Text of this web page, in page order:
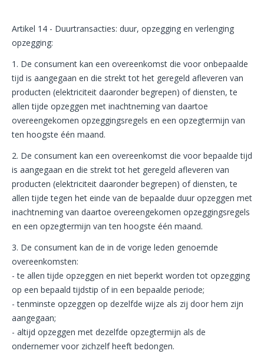
Artikel 14 - Duurtransacties: duur, opzegging en verlenging
opzegging:
1. De consument kan een overeenkomst die voor onbepaalde
tijd is aangegaan en die strekt tot het geregeld afleveren van
producten (elektriciteit daaronder begrepen) of diensten, te
allen tijde opzeggen met inachtneming van daartoe
overeengekomen opzeggingsregels en een opzegtermijn van
ten hoogste één maand.
2. De consument kan een overeenkomst die voor bepaalde tijd
is aangegaan en die strekt tot het geregeld afleveren van
producten (elektriciteit daaronder begrepen) of diensten, te
allen tijde tegen het einde van de bepaalde duur opzeggen met
inachtneming van daartoe overeengekomen opzeggingsregels
en een opzegtermijn van ten hoogste één maand.
3. De consument kan de in de vorige leden genoemde
overeenkomsten:
- te allen tijde opzeggen en niet beperkt worden tot opzegging
op een bepaald tijdstip of in een bepaalde periode;
- tenminste opzeggen op dezelfde wijze als zij door hem zijn
aangegaan;
- altijd opzeggen met dezelfde opzegtermijn als de
ondernemer voor zichzelf heeft bedongen.